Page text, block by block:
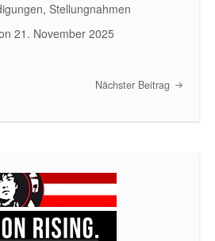
,Stellungnahmen
21. November 2025
Nächster Beitrag